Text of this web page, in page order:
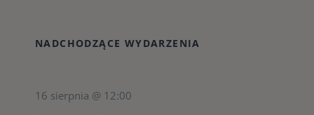
NADCHODZĄCE WYDARZENIA
16 sierpnia @ 12:00